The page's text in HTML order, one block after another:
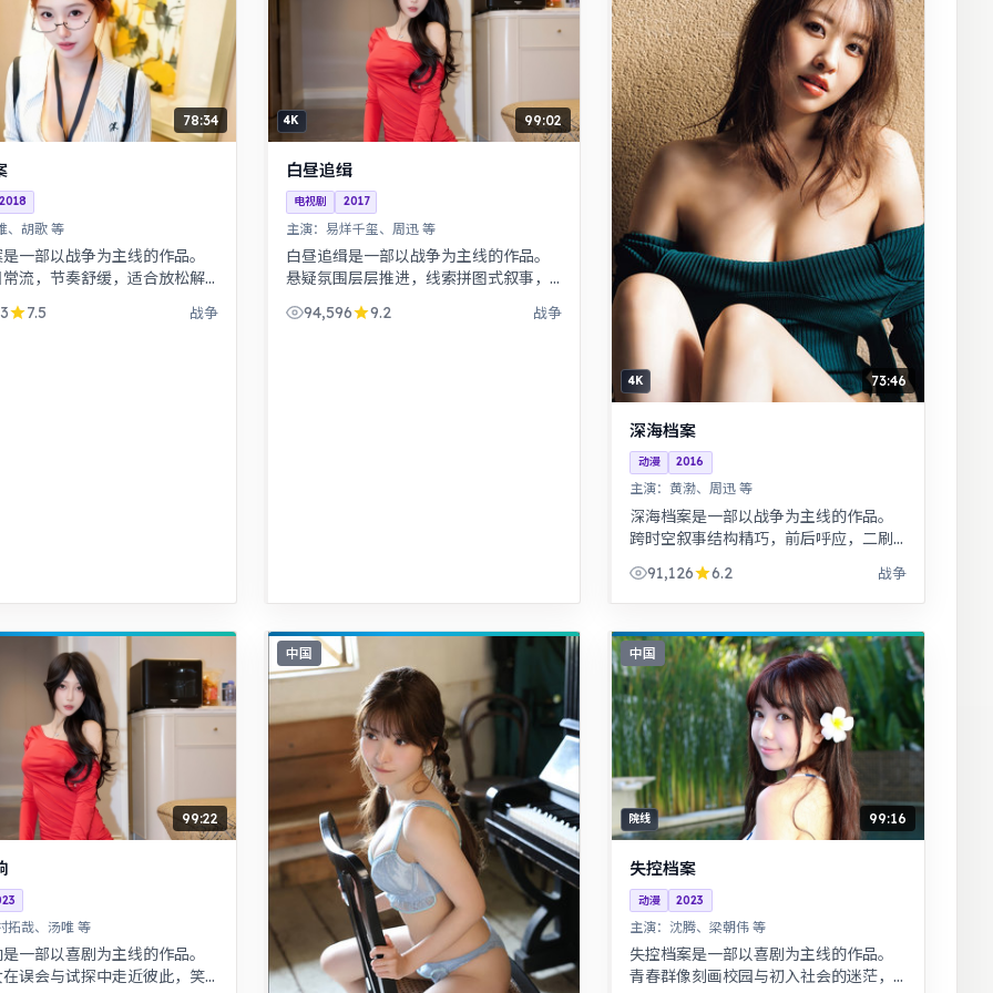
78:34
、胡歌 等
一部以战争为主线的作品。
流，节奏舒缓，适合放松解
据真实事件改编，纪实感
制而富有张力。
7.5 战争
4K 99:02
白昼追缉
电视剧 2017
主演： 易烊千玺、周迅 等
白昼追缉是一部以战争为主线的作品。
悬疑氛围层层推进，线索拼图式叙事，
结局出人意料。一桩旧案因新证据重启
调查，真相远比表面更加残酷。
94,596 9.2 战争
4K 73:46
深海档案
动漫 2016
主演：黄渤、周迅 等
深海档案是一部以战争为主线的作品。
跨时空叙事结构精巧，前后呼应，二刷
可发现更多细节。热血与幽默并存，友
情与信念贯穿始终，适合全家观看。
91,126 6.2 战争
99:22
拓哉、汤唯 等
一部以喜剧为主线的作品。
误会与试探中走近彼此，笑
中国 中国
院线 99:16
失控档案
动漫 2023
主演：沈腾、梁朝伟 等
失控档案是一部以喜剧为主线的作品。
青春群像刻画校园与初入社会的迷茫，